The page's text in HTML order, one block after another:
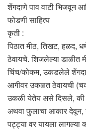
शेंगदाणे पाव वाटी भिजवून
फोडणी साहित्य
कृती :
पिठात मीठ, तिखट, हळद,
ठेवायचे. शिजलेल्या डाळीत
चिंच/कोकम, उकडलेले
आगीवर उकळत ठेवायची
उकळी येतेय असे दिसले, की
अथवा फुलाचा आकार देवून,
पट्ट्या वर यायला लागल्या